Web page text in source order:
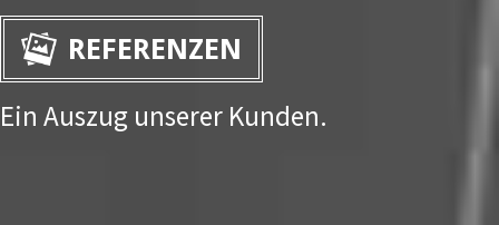
REFERENZEN
Ein Auszug unserer Kunden.